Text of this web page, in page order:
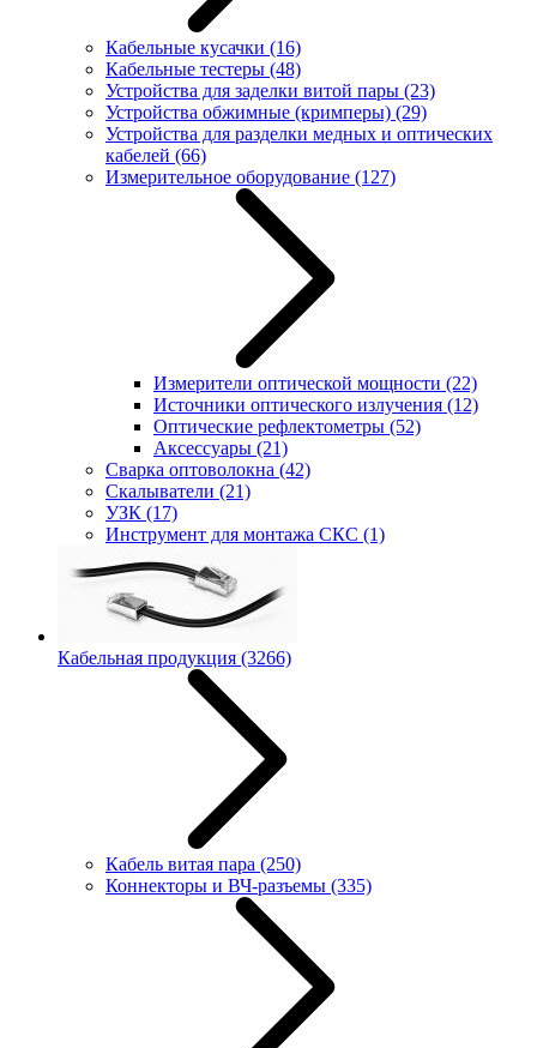
Кабельные кусачки (16)
Кабельные тестеры (48)
Устройства для заделки витой пары (23)
Устройства обжимные (кримперы) (29)
Устройства для разделки медных и оптических
кабелей (66)
Измерительное оборудование (127)
Измерители оптической мощности (22)
Источники оптического излучения (12)
Оптические рефлектометры (52)
Аксессуары (21)
Сварка оптоволокна (42)
Скалыватели (21)
УЗК (17)
Инструмент для монтажа СКС (1)
Кабельная продукция (3266)
Кабель витая пара (250)
Коннекторы и ВЧ-разъемы (335)